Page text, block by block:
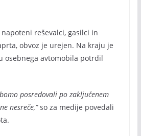
reševalci, gasilci in
obvoz je urejen. Na kraju je
osebnega avtomobila potrdil
posredovali po zaključenem
nesreče,”so za medije povedali